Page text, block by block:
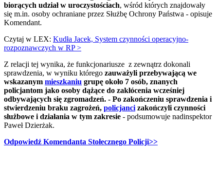
biorących udział w uroczystościach, wśród których znajdowały
się m.in. osoby ochraniane przez Służbę Ochrony Państwa - opisuje
Komendant.
Czytaj w LEX: Kudła Jacek, System czynności operacyjno-
rozpoznawczych w RP >
Z relacji tej wynika, że funkcjonariusze z zewnątrz dokonali
sprawdzenia, w wyniku którego zauważyli przebywającą we
wskazanym mieszkaniu grupę około 7 osób, znanych
policjantom jako osoby dążące do zakłócenia wcześniej
odbywających się zgromadzeń. - Po zakończeniu sprawdzenia i
stwierdzeniu braku zagrożeń, policjanci zakończyli czynności
służbowe i działania w tym zakresie - podsumowuje nadinspektor
Paweł Dzierżak.
Odpowiedź Komendanta Stołecznego Policji>>